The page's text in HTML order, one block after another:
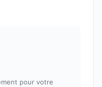
pour votre